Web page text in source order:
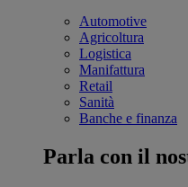
Automotive
Agricoltura
Logistica
Manifattura
Retail
Sanità
Banche e finanza
Parla con il